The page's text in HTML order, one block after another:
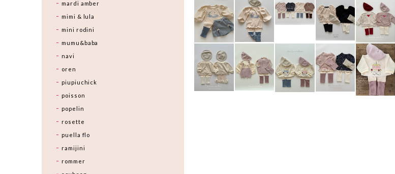
mardi amber
mimi & lula
mini rodini
mumu&baba
navi
oren
piupiuchick
poisson
popelin
rosette
puella flo
ramijini
rommer